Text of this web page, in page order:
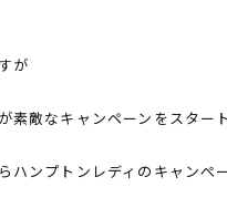
が
素敵なキャンペーンをスター
ハンプトンレディのキャンぺ